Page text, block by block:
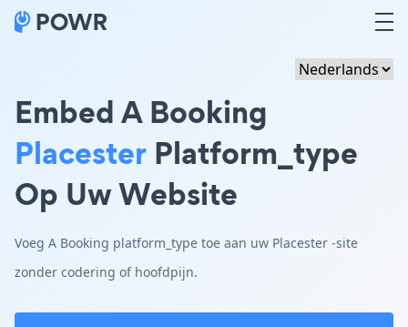
Embed A Booking
Placester Platform_type
Op Uw Website
Voeg A Booking platform_type toe aan uw Placester -site
zonder codering of hoofdpijn.